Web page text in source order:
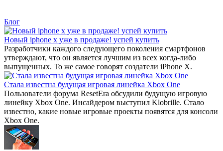
Блог
Новый iphone x уже в продаже! успей купить
Разработчики каждого следующего поколения смартфонов
утверждают, что он является лучшим из всех когда-либо
выпущенных. То же самое говорят создатели iPhone X.
Стала известна будущая игровая линейка Xbox One
Пользователи форума ResetEra обсудили будущую игровую
линейку Xbox One. Инсайдером выступил Klobrille. Стало
известно, какие новые игровые проекты появятся для консоли
Xbox One.